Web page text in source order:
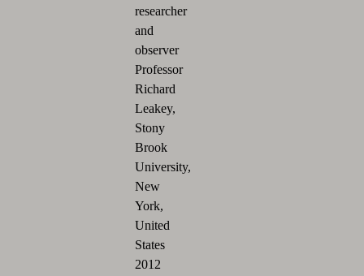
researcher
and
observer
Professor
Richard
Leakey,
Stony
Brook
University,
New
York,
United
States
2012